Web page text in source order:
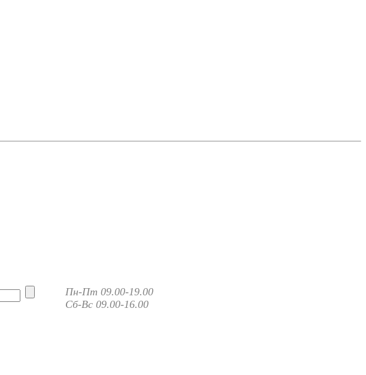
Пн-Пт 09.00-19.00
Сб-Вс 09.00-16.00